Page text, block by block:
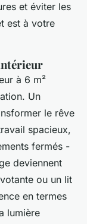
et éviter les
est à votre
à 6 m²
Un
le rêve
spacieux,
fermés -
deviennent
ou un lit
en termes
lumière